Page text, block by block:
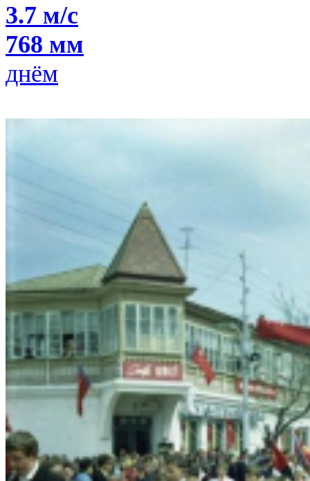
3.7 м/с
768 мм
днём